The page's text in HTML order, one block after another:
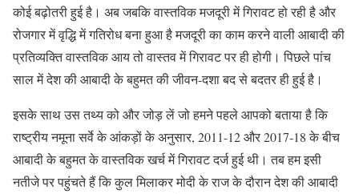
कोई बढ़ोतरी हुई है। अब जबकि वास्तविक मजदूरी में गिरावट हो रही है और
रोजगार में वृद्धि में गतिरोध बना हुआ है मजदूरी का काम करने वाली आबादी की
प्रतिव्यक्ति वास्तविक आय तो वास्तव में गिरावट पर ही होगी। पिछले पांच
साल में देश की आबादी के बहुमत की जीवन-दशा बद से बदतर ही हुई है।
इसके साथ उस तथ्य को और जोड़ लें जो हमने पहले आपको बताया है कि
राष्ट्रीय नमूना सर्वे के आंकड़ों के अनुसार, 2011-12 और 2017-18 के बीच
आबादी के बहुमत के वास्तविक खर्च में गिरावट दर्ज हुई थी। तब हम इसी
नतीजे पर पहुंचते हैं कि कुल मिलाकर मोदी के राज के दौरान देश की आबादी